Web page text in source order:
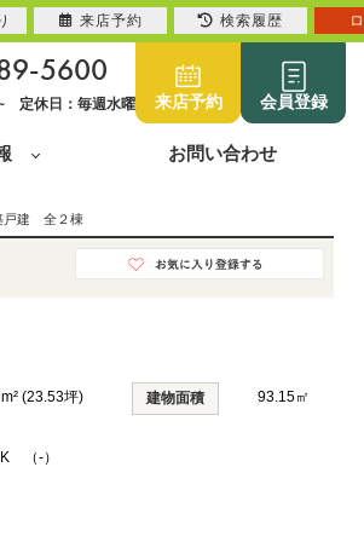
5600
定休日：毎週水曜 来店予約 会員登録
お問い合わせ
戸建 全２棟
(23.53坪) 建物面積 93.15㎡
（-）
来店予約 検索履歴